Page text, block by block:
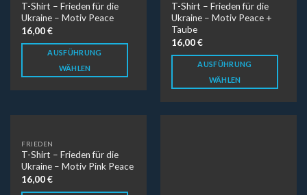
T-Shirt – Frieden für die
Ukraine – Motiv Peace
16,00€
AUSFÜHRUNG
WÄHLEN
T-Shirt – Frieden für die
Ukraine – Motiv Peace +
Taube
16,00€
AUSFÜHRUNG
WÄHLEN
FRIEDEN
T-Shirt – Frieden für die
Ukraine – Motiv Pink Peace
16,00€